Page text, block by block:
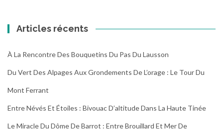
Articles récents
À La Rencontre Des Bouquetins Du Pas Du Lausson
Du Vert Des Alpages Aux Grondements De L’orage : Le Tour Du
Mont Ferrant
Entre Névés Et Étoiles : Bivouac D’altitude Dans La Haute Tinée
Le Miracle Du Dôme De Barrot : Entre Brouillard Et Mer De